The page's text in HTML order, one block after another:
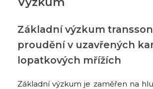
Základní výzkum
proudění v uzavřených
lopatkových mřížích
Základní výzkum je zaměřen na